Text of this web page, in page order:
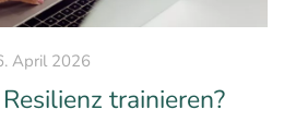
April 2026
trainieren?